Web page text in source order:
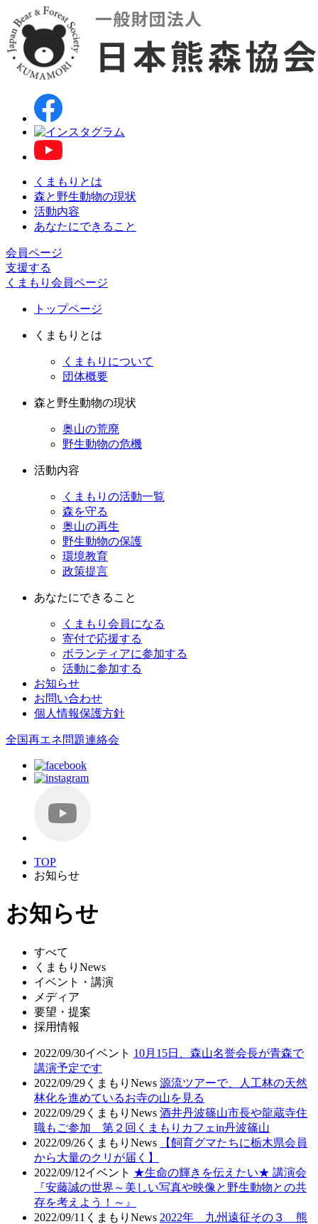
くまもりとは
森と野生動物の現状
活動内容
あなたにできること
会員ページ
支援する
くまもり会員ページ
トップページ
くまもりとは
くまもりについて
団体概要
森と野生動物の現状
奥山の荒廃
野生動物の危機
活動内容
くまもりの活動一覧
森を守る
奥山の再生
野生動物の保護
環境教育
政策提言
あなたにできること
くまもり会員になる
寄付で応援する
ボランティアに参加する
活動に参加する
お知らせ
お問い合わせ
個人情報保護方針
全国再エネ問題連絡会
TOP
お知らせ
お知らせ
すべて
くまもりNews
イベント・講演
メディア
要望・提案
採用情報
2022/09/30イベント 10月15日、森山名誉会長が青森で
講演予定です
2022/09/29 くまもりNews 源流ツアーで、人工林の天然
林化を進めているお寺の山を見る
2022/09/29 くまもりNews 酒井丹波篠山市長や龍蔵寺住
職もご参加 第２回くまもりカフェin丹波篠山
2022/09/26 くまもりNews
【飼育グマたちに栃木県会員
から大量のクリが届く】
2022/09/12イベント ★生命の輝きを伝えたい★ 講演会
『安藤誠の世界～美しい写真や映像と野生動物との共
存を考えよう！～』
2022/09/11 くまもりNews 2022年 九州遠征その３ 熊